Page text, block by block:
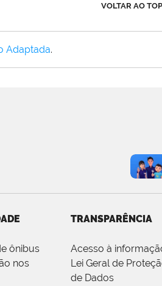
VOLTAR AO
Adaptada.
ônibus
nos
TRANSPARÊNCIA
Acesso à
Lei Geral de
de Dados